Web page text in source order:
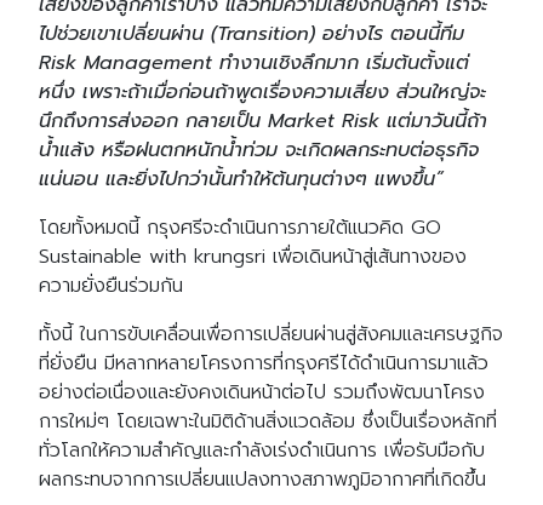
ไปช่วยเขาเปลี่ยนผ่าน (Transition) อย่างไร ตอนนี้ทีม
Risk Management ทำงานเชิงลึกมาก เริ่มต้นตั้งแต่
หนึ่ง เพราะถ้าเมื่อก่อนถ้าพูดเรื่องความเสี่ยง ส่วนใหญ่จะ
นึกถึงการส่งออก กลายเป็น Market Risk แต่มาวันนี้ถ้า
น้ำแล้ง หรือฝนตกหนักน้ำท่วม จะเกิดผลกระทบต่อธุรกิจ
แน่นอน และยิ่งไปกว่านั้นทำให้ต้นทุนต่างๆ แพงขึ้น”
โดยทั้งหมดนี้ กรุงศรีจะดำเนินการภายใต้แนวคิด GO
Sustainable with krungsri เพื่อเดินหน้าสู่เส้นทางของ
ความยั่งยืนร่วมกัน
ทั้งนี้ ในการขับเคลื่อนเพื่อการเปลี่ยนผ่านสู่สังคมและเศรษฐกิจ
ที่ยั่งยืน มีหลากหลายโครงการที่กรุงศรีได้ดำเนินการมาแล้ว
อย่างต่อเนื่องและยังคงเดินหน้าต่อไป รวมถึงพัฒนาโครง
การใหม่ๆ โดยเฉพาะในมิติด้านสิ่งแวดล้อม ซึ่งเป็นเรื่องหลักที่
ทั่วโลกให้ความสำคัญและกำลังเร่งดำเนินการ เพื่อรับมือกับ
ผลกระทบจากการเปลี่ยนแปลงทางสภาพภูมิอากาศที่เกิดขึ้น